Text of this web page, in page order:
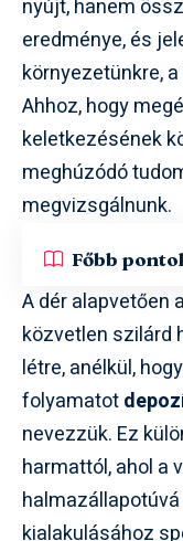
nyújt, hanem
eredménye, és
környezetünkre,
Ahhoz, hogy
keletkezésének
meghúzódó
megvizsgálnunk.
Főbb
A dér alapvetően
közvetlen szilárd
létre, anélkül,
folyamatot
nevezzük. Ez
harmattól, ahol a
kialakulásához